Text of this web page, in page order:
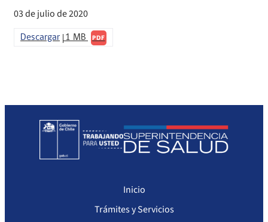
Estructura Orgánica
Otras Resoluciones
Sanciones aplicadas
Compendio Procedimientos
Sanciones Agentes de Ventas
03 de julio de 2020
Descargar 1 MB PDF
Inicio
Trámites y Servicios